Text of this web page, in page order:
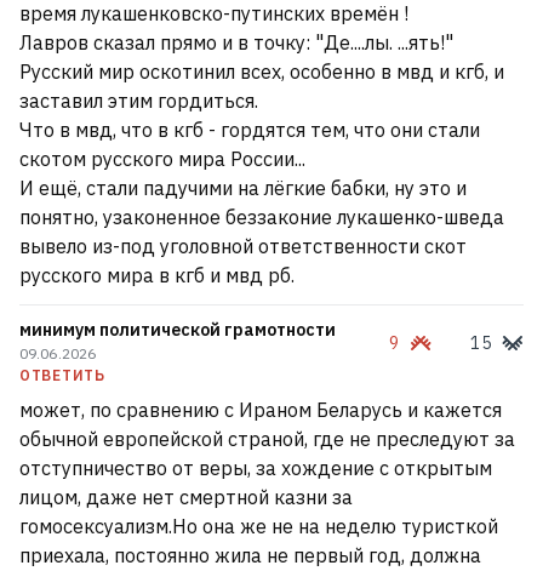
время лукашенковско-путинских времён !
Лавров сказал прямо и в точку: "Де....лы. ...ять!"
Русский мир оскотинил всех, особенно в мвд и кгб, и
заставил этим гордиться.
Что в мвд, что в кгб - гордятся тем, что они стали
скотом русского мира России...
И ещё, стали падучими на лёгкие бабки, ну это и
понятно, узаконенное беззаконие лукашенко-шведа
вывело из-под уголовной ответственности скот
русского мира в кгб и мвд рб.
минимум политической грамотности
09.06.2026
ОТВЕТИТЬ
9 15
может, по сравнению с Ираном Беларусь и кажется
обычной европейской страной, где не преследуют за
отступничество от веры, за хождение с открытым
лицом, даже нет смертной казни за
гомосексуализм.Но она же не на неделю туристкой
приехала, постоянно жила не первый год, должна